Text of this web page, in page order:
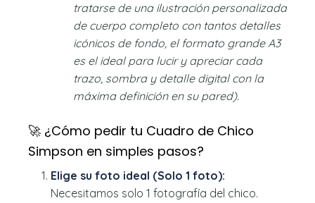
tratarse de una ilustración personalizada
de cuerpo completo con tantos detalles
icónicos de fondo, el formato grande A3
es el ideal para lucir y apreciar cada
trazo, sombra y detalle digital con la
máxima definición en su pared).
🚀 ¿Cómo pedir tu Cuadro de Chico
Simpson en simples pasos?
Elige su foto ideal (Solo 1 foto):
Necesitamos solo 1 fotografía del chico.